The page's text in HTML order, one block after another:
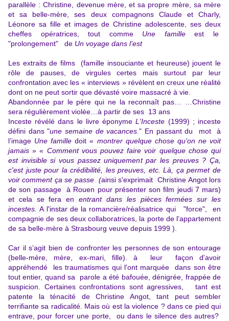
parallèle :Christine, devenue mère, et sa propre mère, sa mère
et sa belle-mère, ses deux compagnons Claude et Charly,
Léonore sa fille et images de Christine adolescente, ses deux
cheffes opératrices, tout comme Une familleest le
"prolongement" de Un voyage dans l’est
Les extraits de films (famille insouciante et heureuse) jouent le
rôle de pauses, de virgules certes mais surtout par leur
confrontation avec les « interviews » révèlent en creux une réalité
dont on ne peut sortir que dévasté voire massacré à vie.
Abandonnée par le père qui ne la reconnaît pas… …Christine
sera régulièrement violée…à partir de ses 13 ans
Inceste révélé dans le livre éponymeL'Inceste (1999) ; inceste
défini dans "une semaine de vacances." En passant du mot à
l’image Une familledoit « montrer quelque chose qu’on ne voit
jamais » « Comment vous pouvez faire voir quelque chose qui
est invisible si vous passez uniquement par les preuves ? Ça,
c'est juste pour la crédibilité, les preuves, etc. Là, ça permet de
voir comment ça se passe (ainsi s'exprimait Christine Angot lors
de son passage à Rouen pour présenter son film jeudi 7 mars)
et cela se fera enentrant dans les pièces fermées sur les
incestes.A l'instar dela romancière/réalisatrice qui "force", en
compagnie de ses deux collaboratrices, la porte de l’appartement
de sa belle-mère à Strasbourg veuve depuis 1999 ).
Car il s’agit bien de confronter les personnes de son entourage
(belle-mère, mère, ex-mari, fille). à leur façon d'avoir
appréhendé les traumatismes qui l'ont marquée dans son être
tout entier, quand sa parole a été bafouée, dénigrée, frappée de
suspicion. Certaines confrontations sont agressives, tant est
patente la ténacité de Christine Angot, tant peut sembler
terrifiante sa radicalité. Mais où est la violence ? dans ce pied qui
entrave, pour forcer une porte, ou dans le silence des autres?